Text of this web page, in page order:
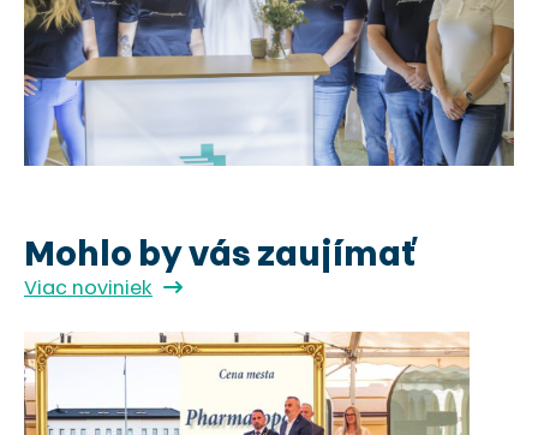
Mohlo by vás zaujímať
Viac noviniek